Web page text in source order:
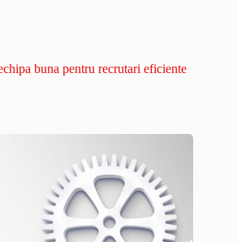
buna pentru recrutari eficiente